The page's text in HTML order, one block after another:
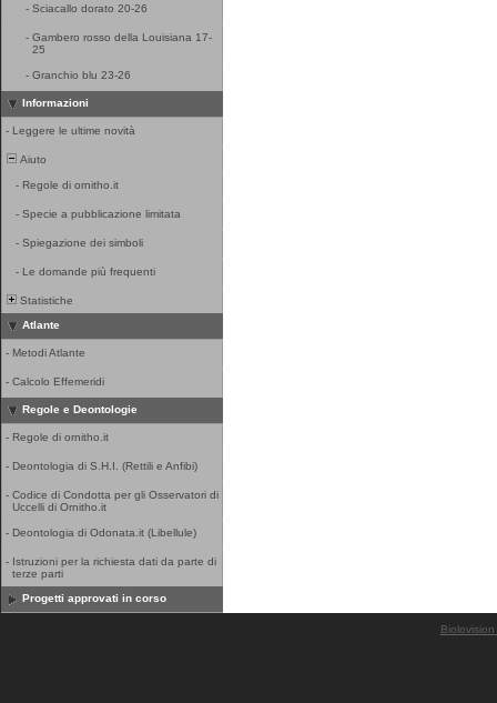
- Sciacallo dorato 20-26
- Gambero rosso della Louisiana 17-
25
- Granchio blu 23-26
Informazioni
- Leggere le ultime novità
Aiuto
- Regole di ornitho.it
- Specie a pubblicazione limitata
- Spiegazione dei simboli
- Le domande più frequenti
Statistiche
Atlante
- Metodi Atlante
- Calcolo Effemeridi
Regole e Deontologie
- Regole di ornitho.it
- Deontologia di S.H.I. (Rettili e Anfibi)
- Codice di Condotta per gli Osservatori di
Uccelli di Ornitho.it
- Deontologia di Odonata.it (Libellule)
- Istruzioni per la richiesta dati da parte di
terze parti
Progetti approvati in corso
Biolovision